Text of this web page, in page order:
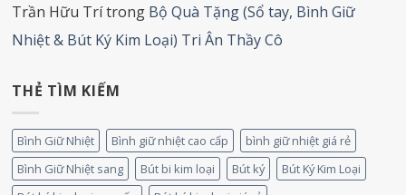
Trần Hữu Trítrong Bộ Quà Tặng (Sổ tay, Bình Giữ
Nhiệt & Bút Ký Kim Loại) Tri Ân Thầy Cô
THẺ TÌM KIẾM
Bình Giữ Nhiệt Bình giữ nhiệt cao cấp
bình giữ nhiệt giá rẻ
Bình Giữ Nhiệt sang
Bút bi kim loại Bút ký
Bút Ký Kim Loại